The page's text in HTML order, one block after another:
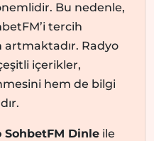
Bu nedenle,
tercih
Radyo
içerikler,
hem de bilgi
SohbetFM Dinle ile